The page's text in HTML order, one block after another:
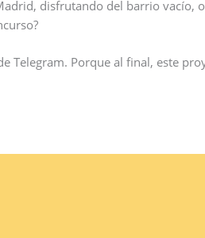
disfrutando del barrio vacío,
Telegram. Porque al final, este